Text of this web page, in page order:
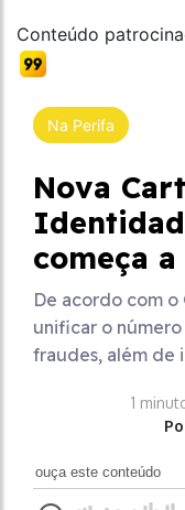
Conteúdo
Na Perifa
Nova
começa
De acordo com o
unificar o
fraudes, além de
1
ouça este conteúdo